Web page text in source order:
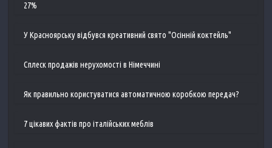
27%
У Красноярську відбувся креативний свято "Осінній коктейль"
Сплеск продажів нерухомості в Німеччині
Як правильно користуватися автоматичною коробкою передач?
7 цікавих фактів про італійських меблів